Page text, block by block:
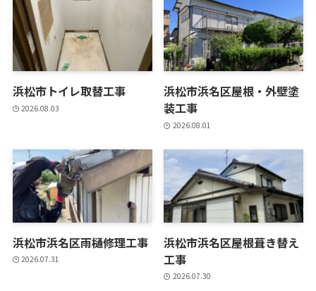
浜松市トイレ取替工事
2026.08.03
浜松市浜名区屋根・外壁塗
装工事
2026.08.01
浜松市浜名区雨樋修理工事
2026.07.31
浜松市浜名区屋根葺き替え
工事
2026.07.30